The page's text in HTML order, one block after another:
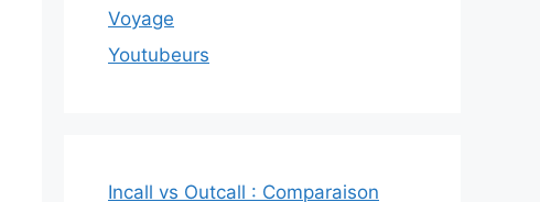
Voyage
Youtubeurs
Incall vs Outcall : Comparaison